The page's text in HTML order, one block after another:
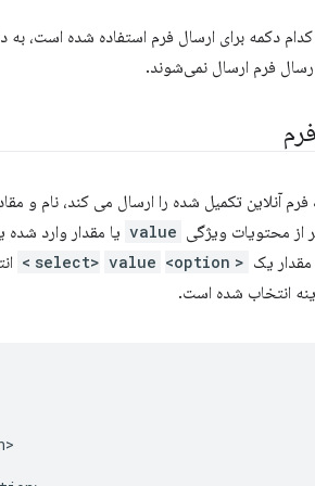
کدام دکمه برای ارسال فرم استفاده شده است،
فرم ارسال نمی‌شوند.
فرم آنلاین تکمیل شده را ارسال می کند، نام
از محتویات ویژگی value یا مقدار وارد
یک <select>
value <option>
انتخاب شده است.